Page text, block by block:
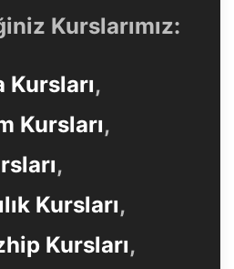
Kurslarımız:
Kursları,
Kursları,
,
Kursları,
Kursları,